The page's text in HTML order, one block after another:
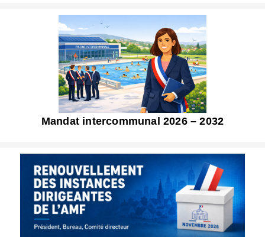
Mandat intercommunal 2026 – 2032